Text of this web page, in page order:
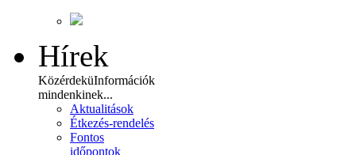
Hírek
KözérdeküInformációk
mindenkinek...
Aktualitások
Étkezés-rendelés
Fontos
időpontok